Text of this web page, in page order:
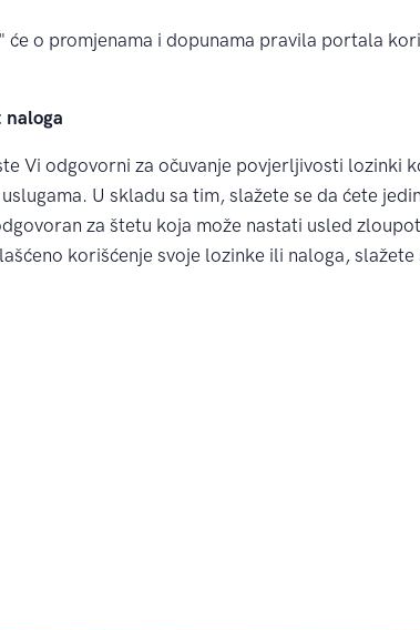
će o promjenama i dopunama pravila portala
naloga
Vi odgovorni za očuvanje povjerljivosti lozinki
U skladu sa tim, slažete se da ćete
za štetu koja može nastati usled
korišćenje svoje lozinke ili naloga,